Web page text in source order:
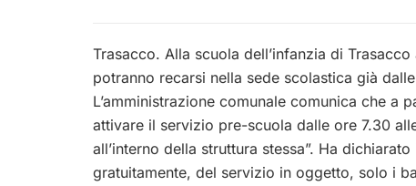
Trasacco. Alla scuola dell’infanzia di
potranno recarsi nella sede scolastica già
L’amministrazione comunale comunica che a
attivare il servizio pre-scuola dalle ore 7.30
all’interno della struttura stessa”. Ha
gratuitamente, del servizio in oggetto, solo i